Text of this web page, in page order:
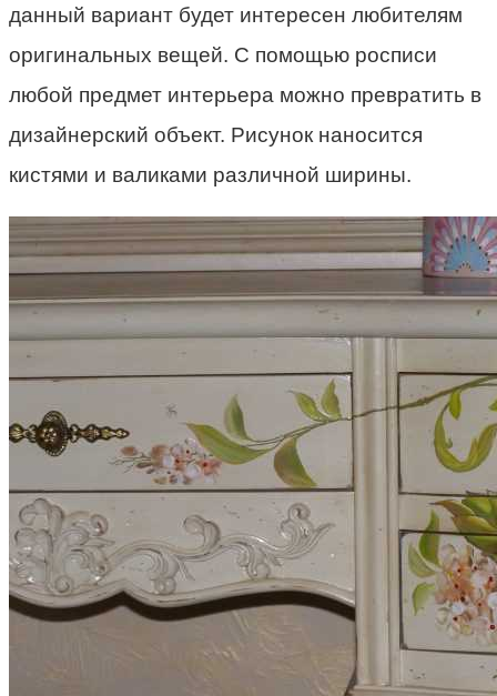
данный вариант будет интересен любителям
оригинальных вещей. С помощью росписи
любой предмет интерьера можно превратить в
дизайнерский объект. Рисунок наносится
кистями и валиками различной ширины.